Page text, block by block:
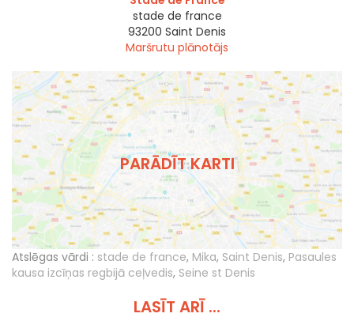
stade de france
93200 Saint Denis
Maršrutu plānotājs
PARĀDĪT KARTI
Atslēgas vārdi : stade de france, Mika, Saint Denis, Pasaules
kausa izcīņas regbijā ceļvedis, Seine st Denis
LASĪT ARĪ ...